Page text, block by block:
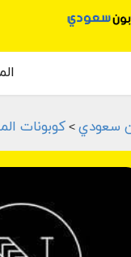
سعودي > كوبونات